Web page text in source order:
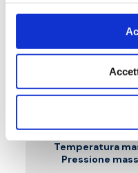
Detentore a
e
Temperatura
Pressione